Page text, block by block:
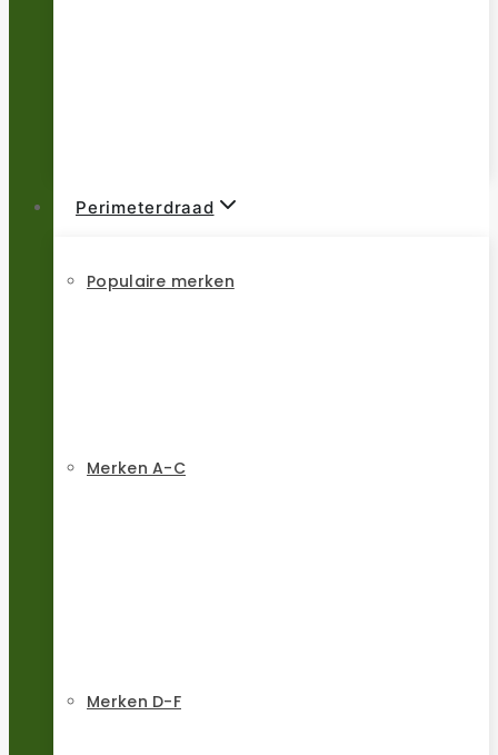
Perimeterdraad
Populaire merken
Merken A-C
Merken D-F